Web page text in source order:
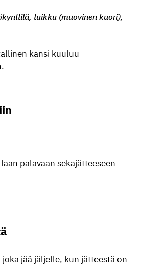
tuikku (muovinen kuori),
kansi kuuluu
palavaan sekajätteeseen
jää jäljelle, kun jätteestä on